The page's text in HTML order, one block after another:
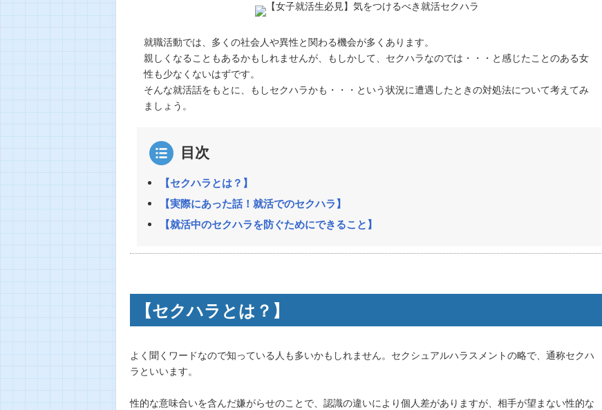
就職活動では、多くの社会人や異性と関わる機会が多くあります。
親しくなることもあるかもしれませんが、もしかして、セクハラなのでは・・・と感じたことのある女
性も少なくないはずです。
そんな就活話をもとに、もしセクハラかも・・・という状況に遭遇したときの対処法について考えてみ
ましょう。
目次
【セクハラとは？】
【実際にあった話！就活でのセクハラ】
【就活中のセクハラを防ぐためにできること】
【セクハラとは？】
よく聞くワードなので知っている人も多いかもしれません。セクシュアルハラスメントの略で、通称セクハ
ラといいます。
性的な意味合いを含んだ嫌がらせのことで、認識の違いにより個人差がありますが、相手が望まない性的な